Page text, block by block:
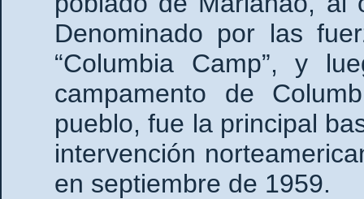
Denominado por las
“Columbia Camp”, y
campamento de
pueblo, fue la principal
intervención
en septiembre de 1959.